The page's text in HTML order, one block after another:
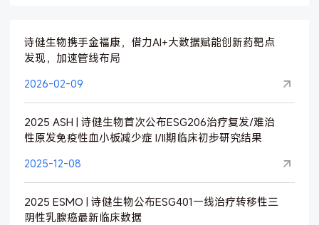
诗健生物携手金福康，借力AI+大数据赋能创新药靶点
发现，加速管线布局
2026-02-09
2025 ASH | 诗健生物首次公布ESG206治疗复发/难治
性原发免疫性血小板减少症 I/II期临床初步研究结果
2025-12-08
2025 ESMO | 诗健生物公布ESG401一线治疗转移性三
阴性乳腺癌最新临床数据